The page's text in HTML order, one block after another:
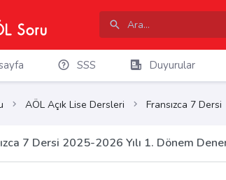
SSS Duyurular
AÖL Açık Lise Dersleri Fransızca 7 Dersi
7 Dersi 2025-2026 Yılı 1. Dönem